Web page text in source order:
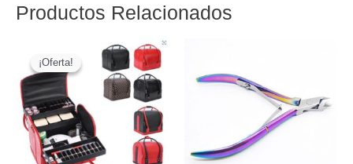
Productos Relacionados
¡Oferta!
¡Oferta!